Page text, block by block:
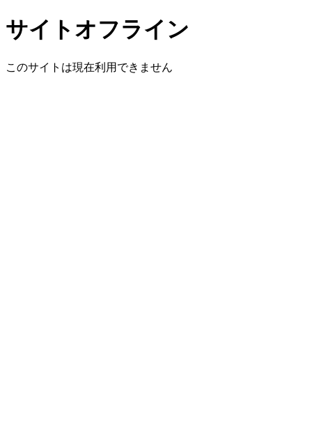
サイトオフライン
このサイトは現在利用できません